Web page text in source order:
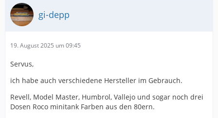
gi-depp
19. August 2025 um 09:45
Servus,
ich habe auch verschiedene Hersteller im Gebrauch.
Revell, Model Master, Humbrol, Vallejo und sogar noch drei
Dosen Roco minitank Farben aus den 80ern.